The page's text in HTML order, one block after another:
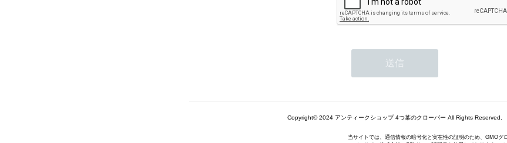
Copyright© 2024 アンティークショップ 4つ葉のクローバー All Rights Reserved.
当サイトでは、通信情報の暗号化と実在性の証明のため、GMOグ